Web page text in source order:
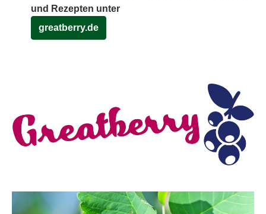
und Rezepten unter
greatberry.de